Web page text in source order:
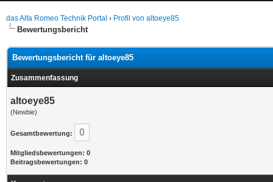
das Alfa Romeo Technik Portal › Profil von altoeye85
Bewertungsbericht
Bewertungsbericht für altoeye85
Zusammenfassung
altoeye85
(Newbie)
Gesamtbewertung: 0
Mitgliedsbewertungen: 0
Beitragsbewertungen: 0